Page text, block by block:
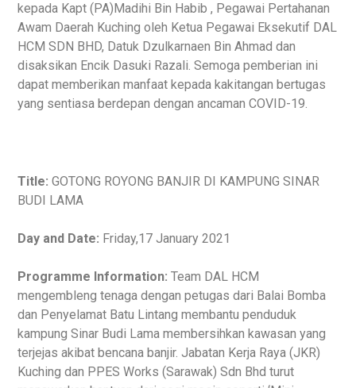
kepada Kapt (PA)Madihi Bin Habib , Pegawai Pertahanan
Awam Daerah Kuching oleh Ketua Pegawai Eksekutif DAL
HCM SDN BHD, Datuk Dzulkarnaen Bin Ahmad dan
disaksikan Encik Dasuki Razali. Semoga pemberian ini
dapat memberikan manfaat kepada kakitangan bertugas
yang sentiasa berdepan dengan ancaman COVID-19.
Title: GOTONG ROYONG BANJIR DI KAMPUNG SINAR
BUDI LAMA
Day and Date: Friday,17 January 2021
Programme Information: Team DAL HCM
mengembleng tenaga dengan petugas dari Balai Bomba
dan Penyelamat Batu Lintang membantu penduduk
kampung Sinar Budi Lama membersihkan kawasan yang
terjejas akibat bencana banjir. Jabatan Kerja Raya (JKR)
Kuching dan PPES Works (Sarawak) Sdn Bhd turut